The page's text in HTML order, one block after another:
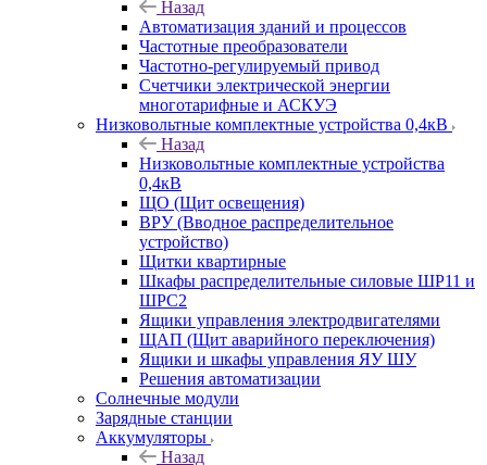
Назад
Автоматизация зданий и процессов
Частотные преобразователи
Частотно-регулируемый привод
Счетчики электрической энергии
многотарифные и АСКУЭ
Низковольтные комплектные устройства 0,4кВ
Назад
Низковольтные комплектные устройства
0,4кВ
ЩО (Щит освещения)
ВРУ (Вводное распределительное
устройство)
Щитки квартирные
Шкафы распределительные силовые ШР11 и
ШРС2
Ящики управления электродвигателями
ЩАП (Щит аварийного переключения)
Ящики и шкафы управления ЯУ ШУ
Решения автоматизации
Солнечные модули
Зарядные станции
Аккумуляторы
Назад